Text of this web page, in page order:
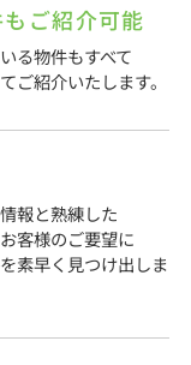
ご紹介可能
る物件もすべて
ご紹介いたします。
報と熟練した
客様のご要望に
素早く見つけ出しま